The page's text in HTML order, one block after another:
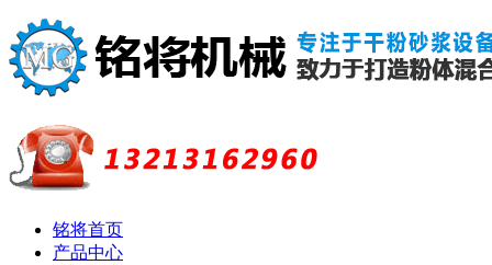
铭将首页
产品中心